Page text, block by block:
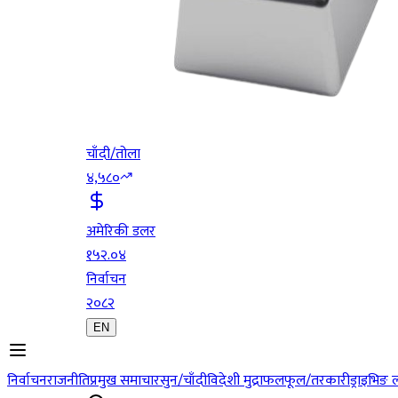
चाँदी/तोला
४,५८०
अमेरिकी डलर
१५२.०४
निर्वाचन
२०८२
EN
निर्वाचनराजनीतिप्रमुख समाचारसुन/चाँदीविदेशी मुद्राफलफूल/तरकारी